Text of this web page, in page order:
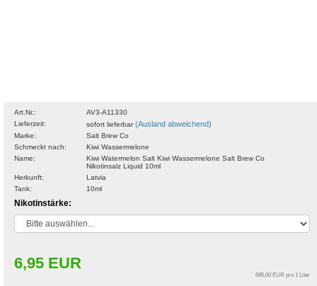
Art.Nr.:
AV3-A11330
Lieferzeit:
sofort lieferbar(Ausland abweichend)
Marke:
Salt Brew Co
Schmeckt nach:
Kiwi Wassermelone
Name:
Kiwi Watermelon Salt Kiwi Wassermelone Salt Brew Co
Nikotinsalz Liquid 10ml
Herkunft:
Latvia
Tank:
10ml
Nikotinstärke:
6,95 EUR
695,00 EUR pro 1 Liter